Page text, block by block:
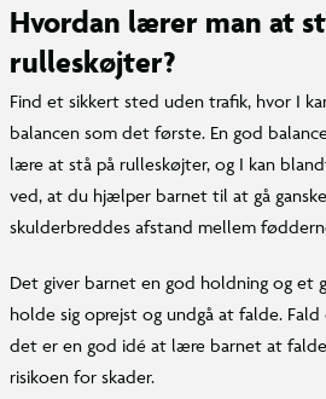
Hvordan lærer man at
rulleskøjter?
Find et sikkert sted uden trafik, hvor I
balancen som det første. En god
lære at stå på rulleskøjter, og I kan
ved, at du hjælper barnet til at gå
skulderbreddes afstand mellem
Det giver barnet en god holdning og
holde sig oprejst og undgå at falde.
det er en god idé at lære barnet at falde
risikoen for skader.